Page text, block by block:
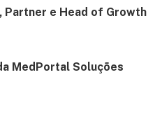
Partner e Head of Growth
MedPortal Soluções